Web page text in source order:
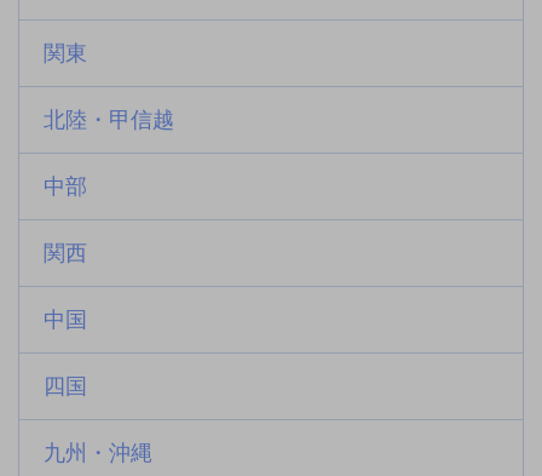
関東
北陸・甲信越
中部
関西
中国
四国
九州・沖縄